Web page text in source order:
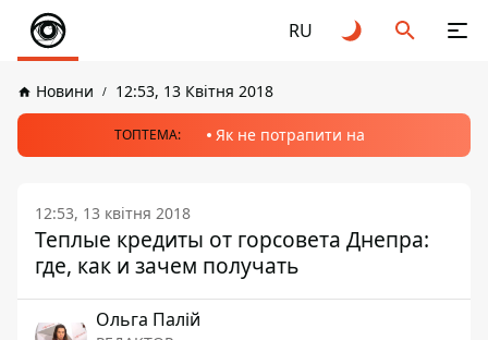
RU
Новини 12:53, 13 Квітня 2018
ТОПТЕМА: Як не потрапити на
12:53, 13 квітня 2018
Теплые кредиты от горсовета Днепра:
где, как и зачем получать
Ольга Палій